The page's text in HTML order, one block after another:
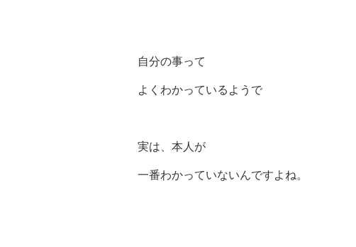
自分の事って
よくわかっているようで
実は、本人が
一番わかっていないんですよね。